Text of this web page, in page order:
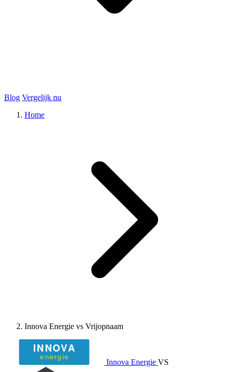
Blog Vergelijk nu
Home
Innova Energie vs Vrijopnaam
Innova Energie VS